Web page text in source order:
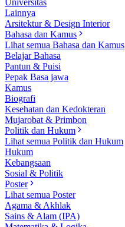
Universitas
Lainnya
Arsitektur & Design Interior
Bahasa dan Kamus
Lihat semua Bahasa dan Kamus
Belajar Bahasa
Pantun & Puisi
Pepak Basa jawa
Kamus
Biografi
Kesehatan dan Kedokteran
Mujarobat & Primbon
Politik dan Hukum
Lihat semua Politik dan Hukum
Hukum
Kebangsaan
Sosial & Politik
Poster
Lihat semua Poster
Agama & Akhlak
Sains & Alam (IPA)